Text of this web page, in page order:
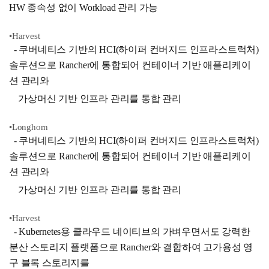
HW 종속성 없이 Workload 관리 가능
•Harvest
- 쿠버네티스 기반의 HCI(하이퍼 컨버지드 인프라스트럭처)
솔루션으로 Rancher에 통합되어 컨테이너 기반 애플리케이
션 관리와
가상머신 기반 인프라 관리를 통합 관리
•Longhorn
- 쿠버네티스 기반의 HCI(하이퍼 컨버지드 인프라스트럭처)
솔루션으로 Rancher에 통합되어 컨테이너 기반 애플리케이
션 관리와
가상머신 기반 인프라 관리를 통합 관리
•Harvest
- Kubernetes용 클라우드 네이티브의 가벼우면서도 강력한
분산 스토리지 플랫폼으로 Rancher와 결합하여 고가용성 영
구 블록 스토리지를